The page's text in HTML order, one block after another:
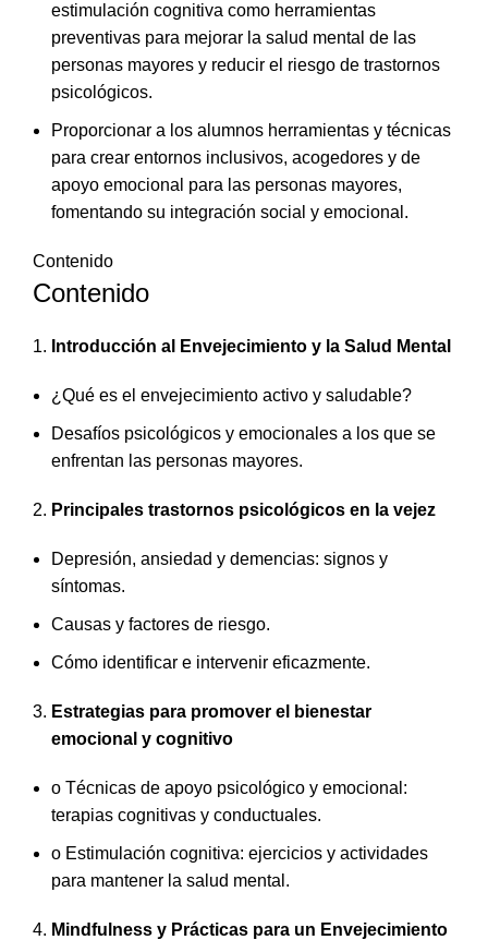
estimulación cognitiva como herramientas
preventivas para mejorar la salud mental de las
personas mayores y reducir el riesgo de trastornos
psicológicos.
Proporcionar a los alumnos herramientas y técnicas
para crear entornos inclusivos, acogedores y de
apoyo emocional para las personas mayores,
fomentando su integración social y emocional.
Contenido
Contenido
Introducción al Envejecimiento y la Salud Mental
¿Qué es el envejecimiento activo y saludable?
Desafíos psicológicos y emocionales a los que se
enfrentan las personas mayores.
Principales trastornos psicológicos en la vejez
Depresión, ansiedad y demencias: signos y
síntomas.
Causas y factores de riesgo.
Cómo identificar e intervenir eficazmente.
Estrategias para promover el bienestar
emocional y cognitivo
o Técnicas de apoyo psicológico y emocional:
terapias cognitivas y conductuales.
o Estimulación cognitiva: ejercicios y actividades
para mantener la salud mental.
Mindfulness y Prácticas para un Envejecimiento